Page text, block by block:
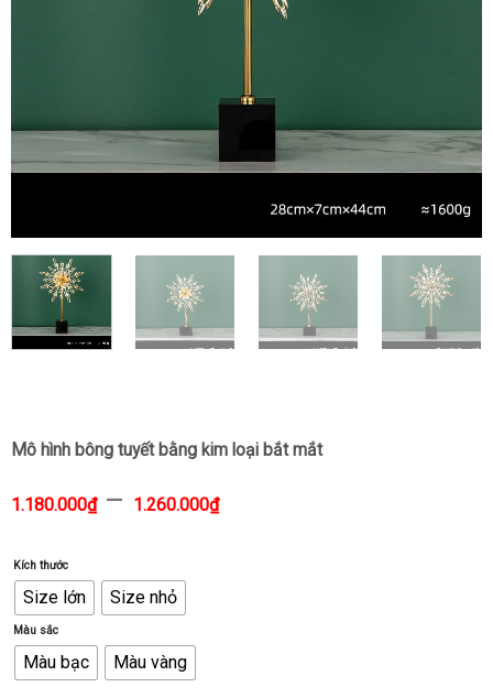
Mô hình bông tuyết bằng kim loại bắt mắt
1.180.000₫– 1.260.000₫
Kích thước
Size lớn Size nhỏ
Màu sắc
Màu bạc Màu vàng